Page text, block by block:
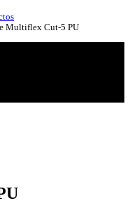
Multiflex Cut-5 PU